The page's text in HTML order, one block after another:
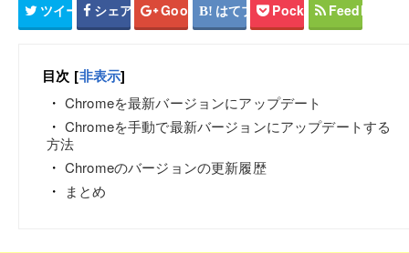
ツイート シェア Google+ はてブ Pocket Feedly
目次 [非表示]
Chromeを最新バージョンにアップデート
Chromeを手動で最新バージョンにアップデートする
方法
Chromeのバージョンの更新履歴
まとめ